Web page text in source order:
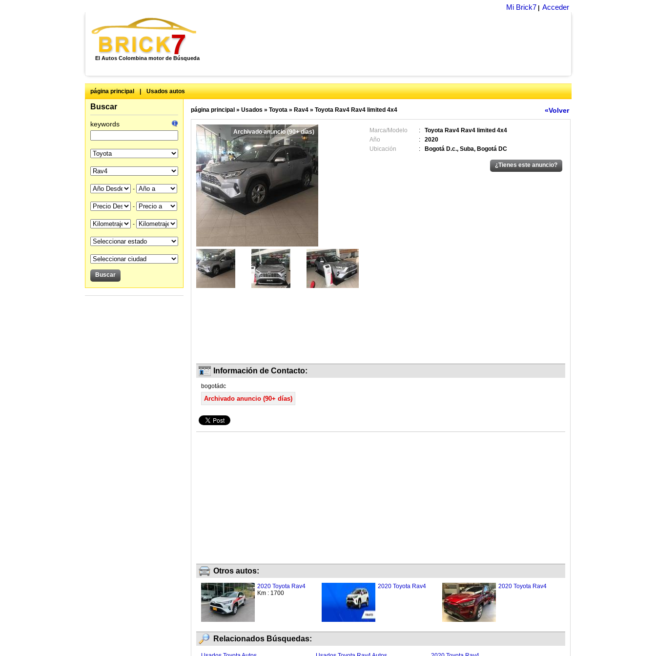
Mi Brick7 Acceder
El Autos Colombina motor de Búsqueda
página principal | Usados autos
Buscar
keywords
-
-
-
«Volver
página principal » Usados » Toyota» Rav4» Toyota Rav4 Rav4 limited 4x4
Archivado anuncio (90+ días) Marca/Modelo :
Toyota Rav4 Rav4 limited 4x4
Año
:
2020
Ubicación
: Bogotá D.c., Suba, Bogotá DC
Información de Contacto:
bogotádc
Archivado anuncio (90+ días)
Otros autos:
2020 Toyota Rav4
Km : 1700
2020 Toyota Rav4 2020 Toyota Rav4
Relacionados Búsquedas: